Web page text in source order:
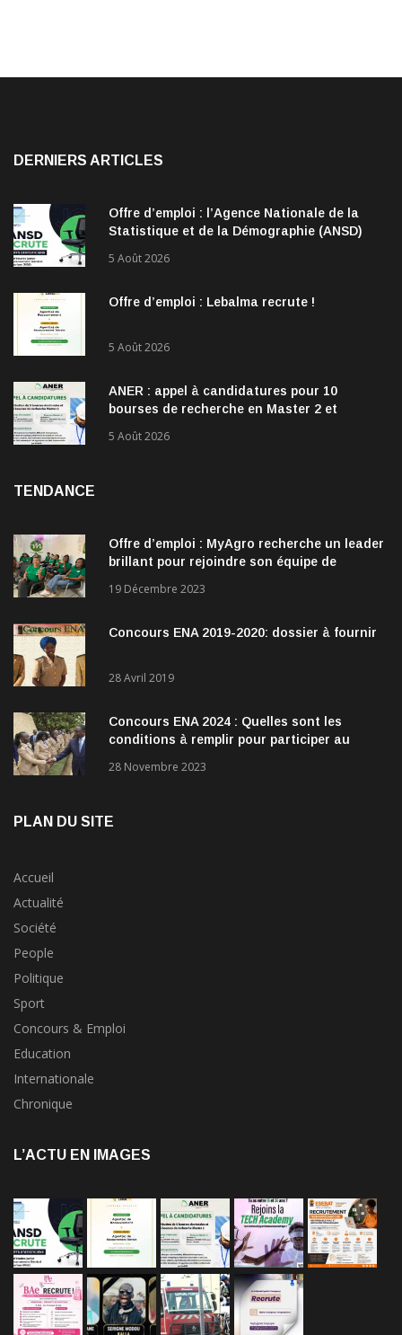
DERNIERS ARTICLES
Offre d’emploi : l’Agence Nationale de la
Statistique et de la Démographie (ANSD)
5 Août 2026
Offre d’emploi : Lebalma recrute !
5 Août 2026
ANER : appel à candidatures pour 10
bourses de recherche en Master 2 et
5 Août 2026
TENDANCE
Offre d’emploi : MyAgro recherche un leader
brillant pour rejoindre son équipe de
19 Décembre 2023
Concours ENA 2019-2020: dossier à fournir
28 Avril 2019
Concours ENA 2024 : Quelles sont les
conditions à remplir pour participer au
28 Novembre 2023
PLAN DU SITE
Accueil
Actualité
Société
People
Politique
Sport
Concours & Emploi
Education
Internationale
Chronique
L’ACTU EN IMAGES